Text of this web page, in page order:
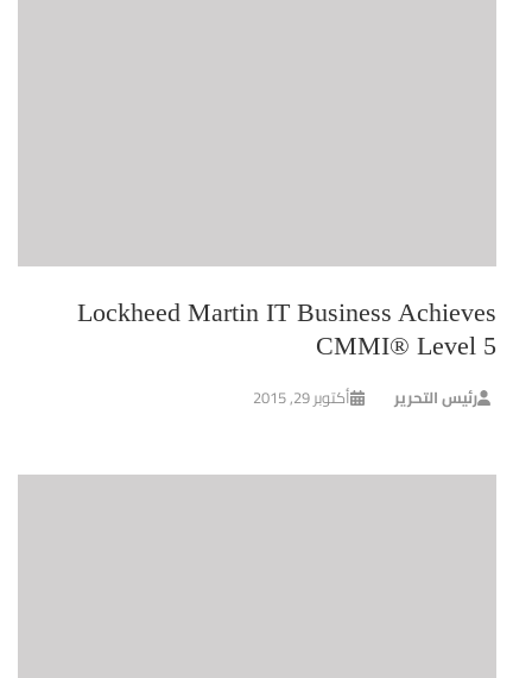
Lockheed Martin IT Business Achieves
CMMI® Level 5
رئيس التحرير أكتوبر 29, 2015